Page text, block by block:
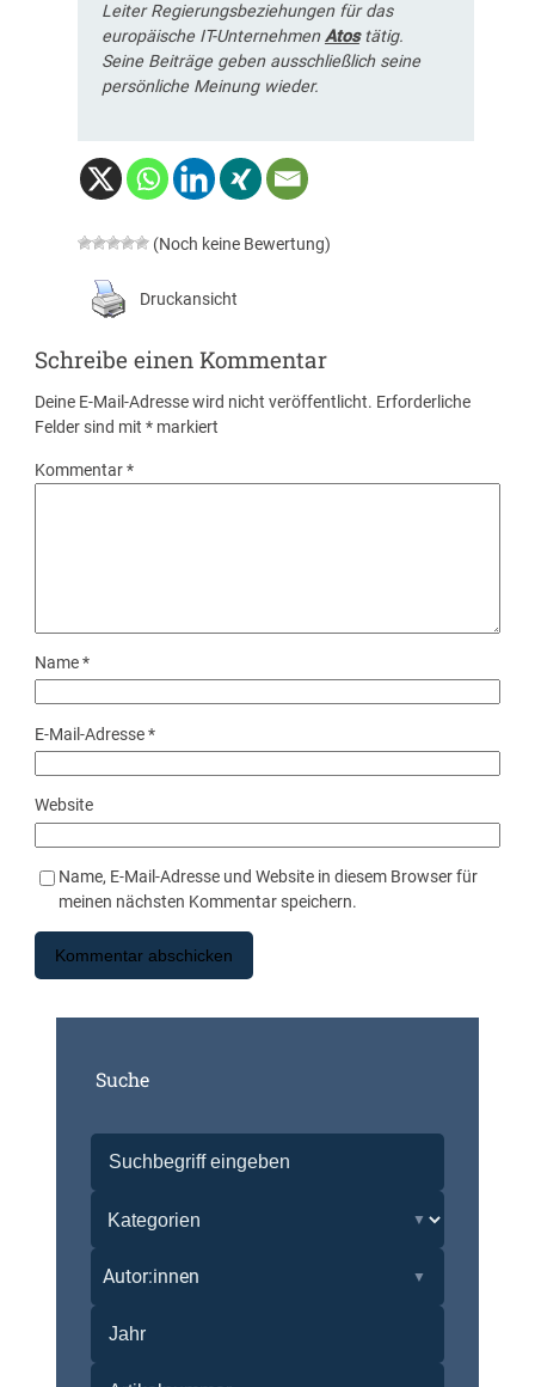
Leiter Regierungsbeziehungen für das
europäische IT-UnternehmenAtostätig.
Seine Beiträge geben ausschließlich seine
persönliche Meinung wieder.
(Noch keine Bewertung)
Druckansicht
Schreibe einen Kommentar
Deine E-Mail-Adresse wird nicht veröffentlicht. Erforderliche
Felder sind mit* markiert
Kommentar*
Name*
E-Mail-Adresse*
Website
Name, E-Mail-Adresse und Website in diesem Browser für
meinen nächsten Kommentar speichern.
Suche
Autor:innen